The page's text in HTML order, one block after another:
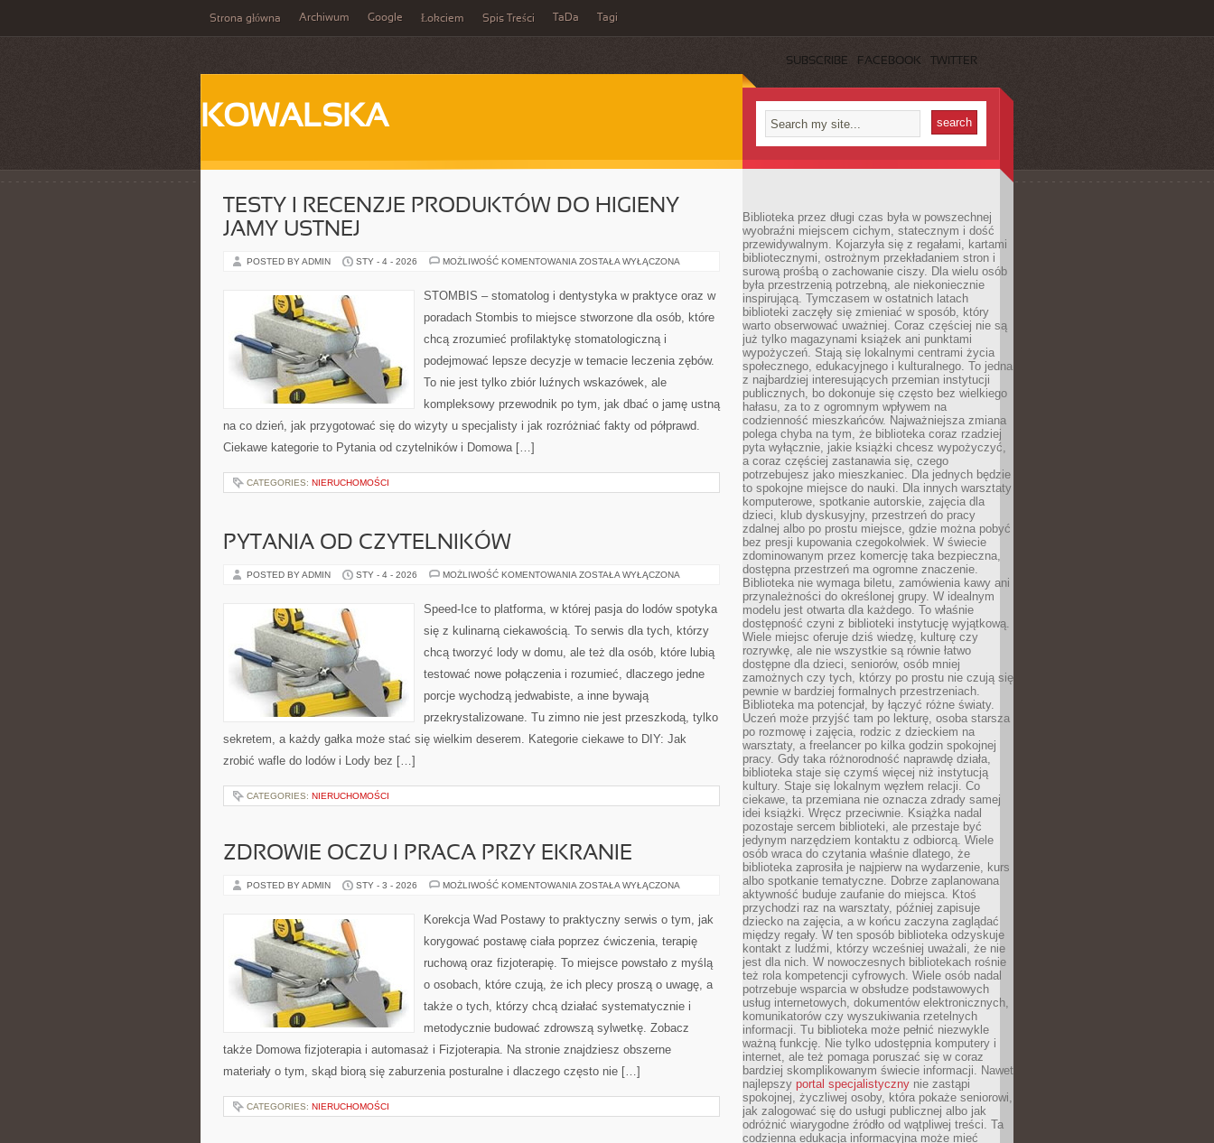
Strona główna Archiwum Google Łokciem Spis Treści TaDa Tagi
SUBSCRIBE FACEBOOK TWITTER
KOWALSKA
TESTY I RECENZJE PRODUKTÓW DO HIGIENY
JAMY USTNEJ
POSTED BY ADMIN STY - 4 - 2026 MOŻLIWOŚĆ KOMENTOWANIA TESTY
PRODUKTÓW
DO
JAMY
ZOSTAŁA WYŁĄCZONA
STOMBIS – stomatolog i dentystyka w praktyce oraz w
poradach Stombis to miejsce stworzone dla osób, które
chcą zrozumieć profilaktykę stomatologiczną i
podejmować lepsze decyzje w temacie leczenia zębów.
To nie jest tylko zbiór luźnych wskazówek, ale
kompleksowy przewodnik po tym, jak dbać o jamę ustną
na co dzień, jak przygotować się do wizyty u specjalisty i jak rozróżniać fakty od półprawd.
Ciekawe kategorie to Pytania od czytelników i Domowa […]
CATEGORIES: NIERUCHOMOŚCI
PYTANIA OD CZYTELNIKÓW
POSTED BY ADMIN STY - 4 - 2026 MOŻLIWOŚĆ KOMENTOWANIA PYTANIA
ZOSTAŁA WYŁĄCZONA
Speed-Ice to platforma, w której pasja do lodów spotyka
się z kulinarną ciekawością. To serwis dla tych, którzy
chcą tworzyć lody w domu, ale też dla osób, które lubią
testować nowe połączenia i rozumieć, dlaczego jedne
porcje wychodzą jedwabiste, a inne bywają
przekrystalizowane. Tu zimno nie jest przeszkodą, tylko
sekretem, a każdy gałka może stać się wielkim deserem. Kategorie ciekawe to DIY: Jak
zrobić wafle do lodów i Lody bez […]
CATEGORIES: NIERUCHOMOŚCI
ZDROWIE OCZU I PRACA PRZY EKRANIE
POSTED BY ADMIN STY - 3 - 2026 MOŻLIWOŚĆ KOMENTOWANIA ZDROWIE
PRACA
PRZY
ZOSTAŁA WYŁĄCZONA
Korekcja Wad Postawy to praktyczny serwis o tym, jak
korygować postawę ciała poprzez ćwiczenia, terapię
ruchową oraz fizjoterapię. To miejsce powstało z myślą
o osobach, które czują, że ich plecy proszą o uwagę, a
także o tych, którzy chcą działać systematycznie i
metodycznie budować zdrowszą sylwetkę. Zobacz
także Domowa fizjoterapia i automasaż i Fizjoterapia. Na stronie znajdziesz obszerne
materiały o tym, skąd biorą się zaburzenia posturalne i dlaczego często nie […]
CATEGORIES: NIERUCHOMOŚCI
Biblioteka przez długi czas była w powszechnej
wyobraźni miejscem cichym, statecznym i dość
przewidywalnym. Kojarzyła się z regałami, kartami
bibliotecznymi, ostrożnym przekładaniem stron i
surową prośbą o zachowanie ciszy. Dla wielu osób
była przestrzenią potrzebną, ale niekoniecznie
inspirującą. Tymczasem w ostatnich latach
biblioteki zaczęły się zmieniać w sposób, który
warto obserwować uważniej. Coraz częściej nie są
już tylko magazynami książek ani punktami
wypożyczeń. Stają się lokalnymi centrami życia
społecznego, edukacyjnego i kulturalnego. To jedna
z najbardziej interesujących przemian instytucji
publicznych, bo dokonuje się często bez wielkiego
hałasu, za to z ogromnym wpływem na
codzienność mieszkańców. Najważniejsza zmiana
polega chyba na tym, że biblioteka coraz rzadziej
pyta wyłącznie, jakie książki chcesz wypożyczyć,
a coraz częściej zastanawia się, czego
potrzebujesz jako mieszkaniec. Dla jednych będzie
to spokojne miejsce do nauki. Dla innych warsztaty
komputerowe, spotkanie autorskie, zajęcia dla
dzieci, klub dyskusyjny, przestrzeń do pracy
zdalnej albo po prostu miejsce, gdzie można pobyć
bez presji kupowania czegokolwiek. W świecie
zdominowanym przez komercję taka bezpieczna,
dostępna przestrzeń ma ogromne znaczenie.
Biblioteka nie wymaga biletu, zamówienia kawy ani
przynależności do określonej grupy. W idealnym
modelu jest otwarta dla każdego. To właśnie
dostępność czyni z biblioteki instytucję wyjątkową.
Wiele miejsc oferuje dziś wiedzę, kulturę czy
rozrywkę, ale nie wszystkie są równie łatwo
dostępne dla dzieci, seniorów, osób mniej
zamożnych czy tych, którzy po prostu nie czują się
pewnie w bardziej formalnych przestrzeniach.
Biblioteka ma potencjał, by łączyć różne światy.
Uczeń może przyjść tam po lekturę, osoba starsza
po rozmowę i zajęcia, rodzic z dzieckiem na
warsztaty, a freelancer po kilka godzin spokojnej
pracy. Gdy taka różnorodność naprawdę działa,
biblioteka staje się czymś więcej niż instytucją
kultury. Staje się lokalnym węzłem relacji. Co
ciekawe, ta przemiana nie oznacza zdrady samej
idei książki. Wręcz przeciwnie. Książka nadal
pozostaje sercem biblioteki, ale przestaje być
jedynym narzędziem kontaktu z odbiorcą. Wiele
osób wraca do czytania właśnie dlatego, że
biblioteka zaprosiła je najpierw na wydarzenie, kurs
albo spotkanie tematyczne. Dobrze zaplanowana
aktywność buduje zaufanie do miejsca. Ktoś
przychodzi raz na warsztaty, później zapisuje
dziecko na zajęcia, a w końcu zaczyna zaglądać
między regały. W ten sposób biblioteka odzyskuje
kontakt z ludźmi, którzy wcześniej uważali, że nie
jest dla nich. W nowoczesnych bibliotekach rośnie
też rola kompetencji cyfrowych. Wiele osób nadal
potrzebuje wsparcia w obsłudze podstawowych
usług internetowych, dokumentów elektronicznych,
komunikatorów czy wyszukiwania rzetelnych
informacji. Tu biblioteka może pełnić niezwykle
ważną funkcję. Nie tylko udostępnia komputery i
internet, ale też pomaga poruszać się w coraz
bardziej skomplikowanym świecie informacji. Nawet
najlepszy portal specjalistyczny nie zastąpi
spokojnej, życzliwej osoby, która pokaże seniorowi,
jak zalogować się do usługi publicznej albo jak
odróżnić wiarygodne źródło od wątpliwej treści. Ta
codzienna edukacja informacyjna może mieć